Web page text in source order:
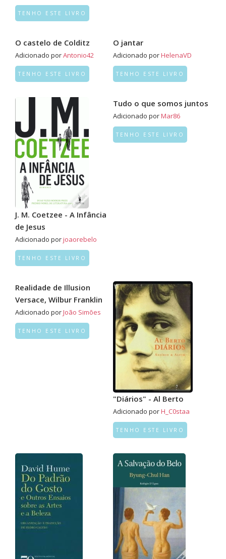
TENHO ESTE LIVRO
O castelo de Colditz
Adicionado porAntonio42
TENHO ESTE LIVRO
O jantar
Adicionado porHelenaVD
TENHO ESTE LIVRO
J. M. Coetzee - A Infância
de Jesus
Adicionado porjoaorebelo
TENHO ESTE LIVRO
Tudo o que somos juntos
Adicionado porMar86
TENHO ESTE LIVRO
Realidade de Illusion
Versace, Wilbur Franklin
Adicionado porJoão Simões
TENHO ESTE LIVRO
"Diários" - Al Berto
Adicionado porH_C0staa
TENHO ESTE LIVRO